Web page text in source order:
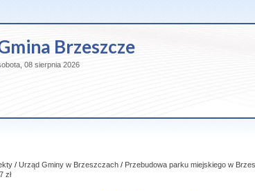
Brzeszcze
08 sierpnia 2026
/ Urząd Gminy w Brzeszczach / Przebudowa parku miejskiego w
zł